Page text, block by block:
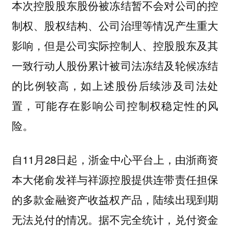
本次控股股东股份被冻结暂不会对公司的控
制权、股权结构、公司治理等情况产生重大
影响，但是公司实际控制人、控股股东及其
一致行动人股份累计被司法冻结及轮候冻结
的比例较高，如上述股份后续涉及司法处
置，可能存在影响公司控制权稳定性的风
险。
自11月28日起，浙金中心平台上，由浙商资
本大佬俞发祥与祥源控股提供连带责任担保
的多款金融资产收益权产品，陆续出现到期
无法兑付的情况。据不完全统计，兑付资金